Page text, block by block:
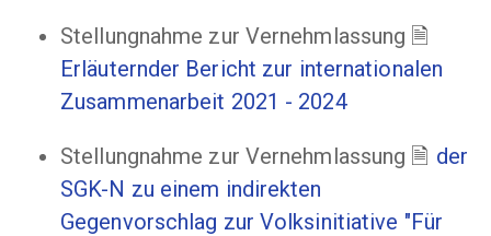
Stellungnahme zur Vernehmlassung
Erläuternder Bericht zur internationalen
Zusammenarbeit 2021 - 2024
Stellungnahme zur Vernehmlassung
der
SGK-N zu einem indirekten
Gegenvorschlag zur Volksinitiative "Für